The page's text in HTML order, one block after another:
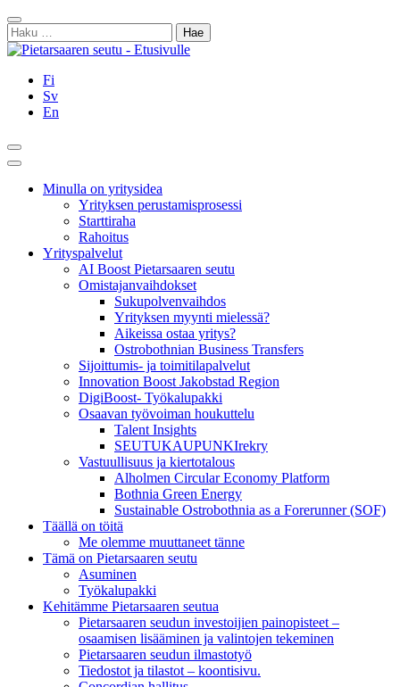
Siirry
sisältöön
Sulje
Haku:
Fi
Sv
En
Hae
Päävalikko
Minulla on yritysidea
Yrityksen perustamisprosessi
Starttiraha
Rahoitus
Yrityspalvelut
AI Boost Pietarsaaren seutu
Omistajanvaihdokset
Sukupolvenvaihdos
Yrityksen myynti mielessä?
Aikeissa ostaa yritys?
Ostrobothnian Business Transfers
Sijoittumis- ja toimitilapalvelut
Innovation Boost Jakobstad Region
DigiBoost- Työkalupakki
Osaavan työvoiman houkuttelu
Talent Insights
SEUTUKAUPUNKIrekry
Vastuullisuus ja kiertotalous
Alholmen Circular Economy Platform
Bothnia Green Energy
Sustainable Ostrobothnia as a Forerunner (SOF)
Täällä on töitä
Me olemme muuttaneet tänne
Tämä on Pietarsaaren seutu
Asuminen
Työkalupakki
Kehitämme Pietarsaaren seutua
Pietarsaaren seudun investoijien painopisteet –
osaamisen lisääminen ja valintojen tekeminen
Pietarsaaren seudun ilmastotyö
Tiedostot ja tilastot – koontisivu.